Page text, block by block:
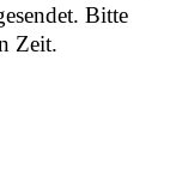
Bitte
Zeit.